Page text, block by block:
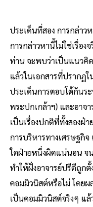
ประเด็นที่สอง การกล่าว
การกล่าวหานี้ไม่ใช่เรื่อ
ท่าน จะพบว่าเป็นแนวคิ
แล้วในเอกสารที่ปรากฏ
ประเด็นการตอบโต้กันร
พระปกเกล้าฯ) และอาจ
เป็นเรื่องปกติที่ทั้งสองฝ่
การบริหารทางเศรษฐกิ
ใดฝ่ายหนึ่งผิดแน่นอน จ
ทำให้ฝั่งอาจารย์ปรีดีถูก
คอมมิวนิสต์หรือไม่ โดย
เป็นคอมมิวนิสต์จริงๆ แล้